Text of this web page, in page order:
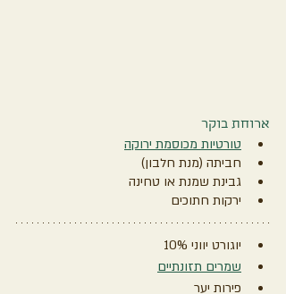
ארוחת בוקר
טורטיות מכוסמת ירוקה
חביתה (מנת חלבון)
גבינת שמנת או טחינה
ירקות חתוכים
יוגורט יווני 10%
שמרים תזונתיים
פירות יער